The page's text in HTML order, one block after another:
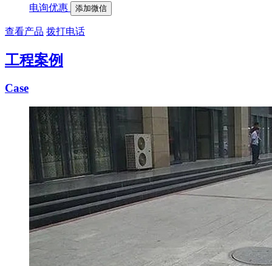
电询优惠
添加微信
查看产品 拨打电话
工程案例
Case